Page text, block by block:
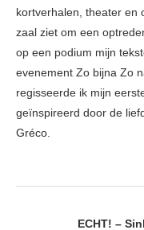
kortverhalen, theater en
zaal ziet om een
op een podium mijn
evenement Zo bijna Zo
regisseerde ik mijn
geïnspireerd door de
Gréco.
ECHT! –